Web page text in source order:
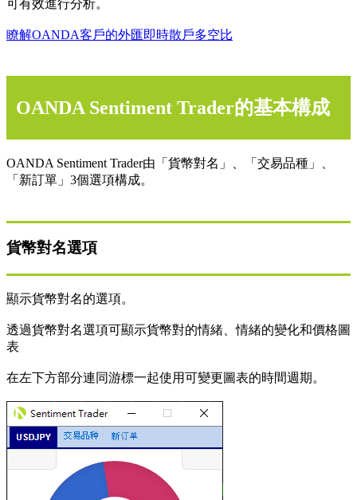
可有效進行分析。
瞭解OANDA客戶的外匯即時散戶多空比
OANDA Sentiment Trader的基本構成
OANDA Sentiment Trader由「貨幣對名」、「交易品種」、
「新訂單」3個選項構成。
貨幣對名選項
顯示貨幣對名的選項。
透過貨幣對名選項可顯示貨幣對的情緒、情緒的變化和價格圖
表
在左下方部分連同游標一起使用可變更圖表的時間週期。